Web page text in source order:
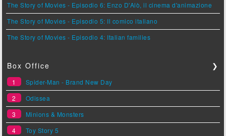
The Story of Movies - Episodio 6: Enzo D'Alò, il cinema d'animazione
The Story of Movies - Episodio 5: Il comico italiano
The Story of Movies - Episodio 4: Italian families
Box Office ❯
1
Spider-Man - Brand New Day
2
Odissea
3
Minions & Monsters
4
Toy Story 5